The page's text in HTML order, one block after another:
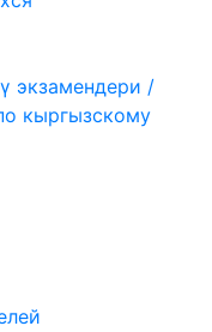
экзамендери /
кыргызскому